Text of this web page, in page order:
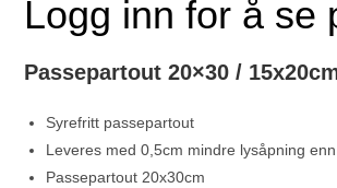
Logg inn for å se
Passepartout 20×30 /
Syrefritt passepartout
Leveres med 0,5cm mindre lysåpning
Passepartout 20x30cm